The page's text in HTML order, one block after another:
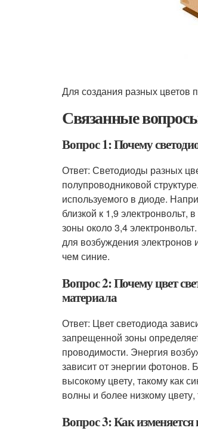
Для создания разных цветов
Связанные
Вопрос 1: Почему
Ответ: Светодиоды разных
полупроводниковой
используемого в диоде.
близкой к 1,9
зоны около 3,4
для возбуждения
чем синие.
Вопрос 2: Почему цвет
материала
Ответ: Цвет светодиода
запрещенной зоны
проводимости. Энергия
зависит от энергии фотонов.
высокому цвету, такому как
волны и более низкому
Вопрос 3: Как изменяется